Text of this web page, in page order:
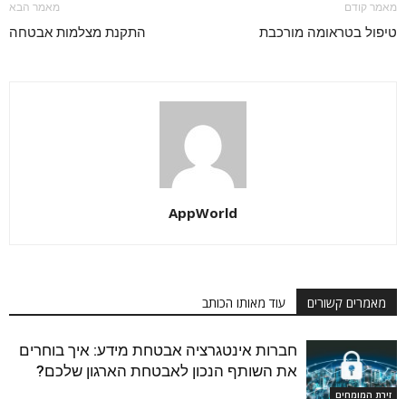
מאמר קודם
טיפול בטראומה מורכבת
מאמר הבא
התקנת מצלמות אבטחה
AppWorld
מאמרים קשורים עוד מאותו הכותב
זירת המומחים
חברות אינטגרציה אבטחת מידע: איך בוחרים
את השותף הנכון לאבטחת הארגון שלכם?